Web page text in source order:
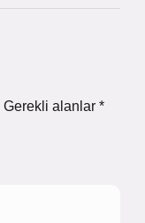
Gerekli alanlar *